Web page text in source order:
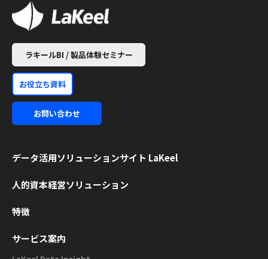
ラキールBI / 製品体験セミナー
お役立ち資料
お問い合わせ
データ活用ソリューションサイト LaKeel
人的資本経営ソリューション
特徴
サービス案内